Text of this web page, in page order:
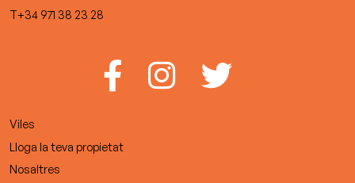
T+34 971 38 23 28
Viles
Lloga la teva propietat
Nosaltres